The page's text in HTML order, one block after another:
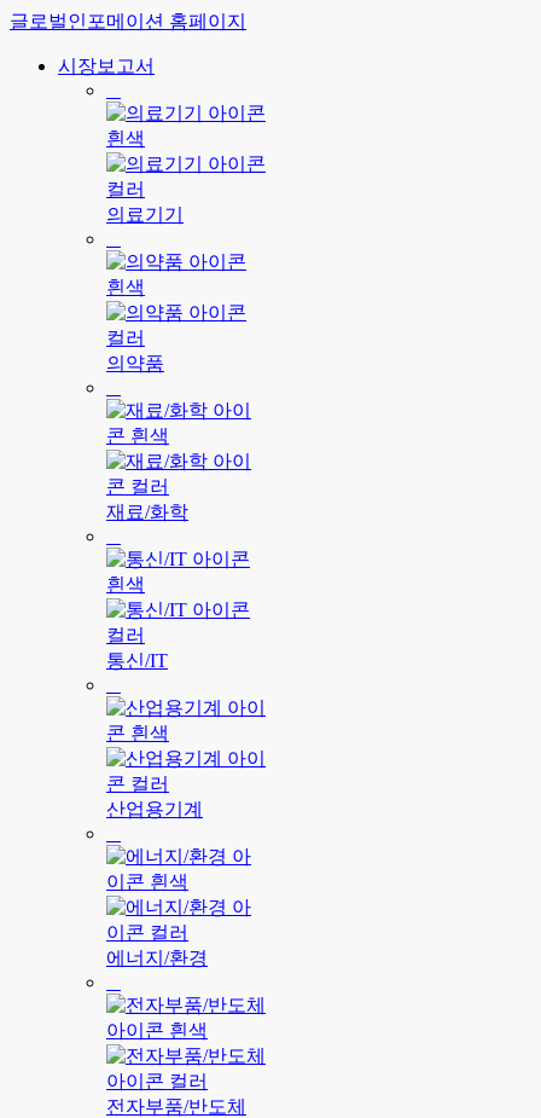
글로벌인포메이션 홈페이지
시장보고서
의료기기
의약품
재료/화학
통신/IT
산업용기계
에너지/환경
전자부품/반도체